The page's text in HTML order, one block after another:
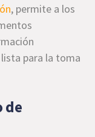
, permite a los
para la toma
de